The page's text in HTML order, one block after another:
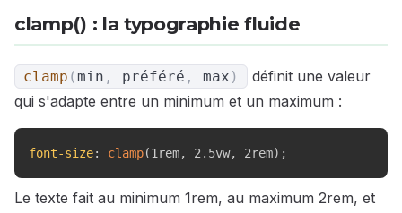
clamp() : la typographie fluide
clamp (min , préféré , max )
définit une valeur
qui s'adapte entre un minimum et un maximum :
font-size: clamp(1rem, 2.5vw, 2rem) ;
Le texte fait au minimum 1rem, au maximum 2rem, et